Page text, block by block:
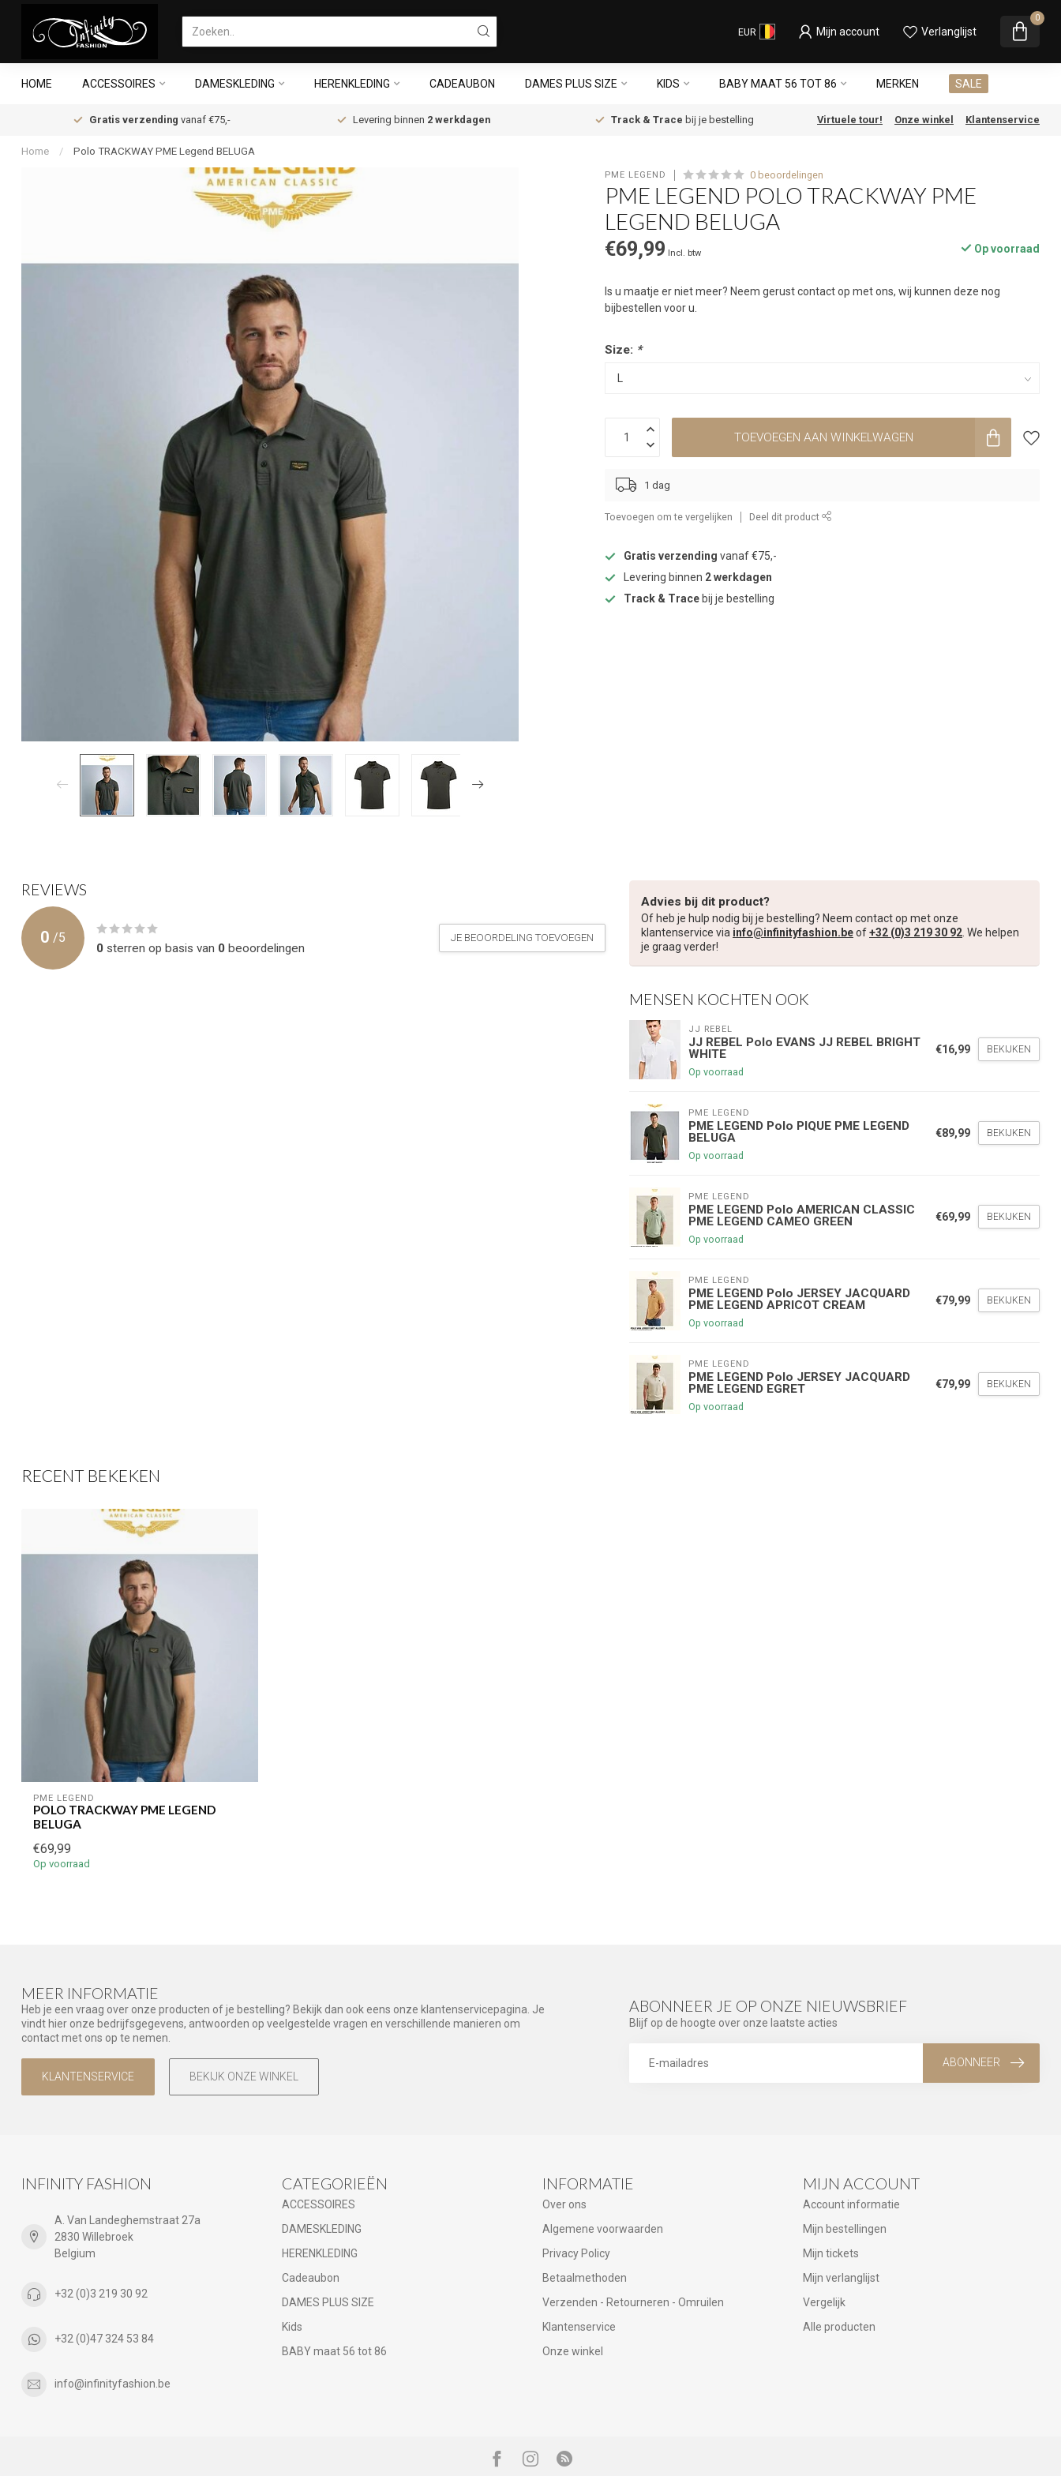
EUR Mijn account Verlanglijst
0
HOME ACCESSOIRES DAMESKLEDING HERENKLEDING CADEAUBON DAMES PLUS SIZE KIDS BABY MAAT 56 TOT 86 MERKEN SALE
Gratis verzending vanaf €75,- Levering binnen 2 werkdagen Track & Trace bij je bestelling Virtuele tour! Onze winkel Klantenservice
Home / Polo TRACKWAY PME Legend BELUGA
PME LEGEND 0 beoordelingen
PME LEGEND POLO TRACKWAY PME
LEGEND BELUGA
€69,99 Incl. btw Op voorraad
Is u maatje er niet meer? Neem gerust contact op met ons, wij kunnen deze nog
bijbestellen voor u.
Size: *
TOEVOEGEN AAN WINKELWAGEN
1 dag
Toevoegen om te vergelijken Deel dit product
Gratis verzending vanaf €75,-
Levering binnen 2 werkdagen
Track & Trace bij je bestelling
REVIEWS
0 /5
0 sterren op basis van 0 beoordelingen
JE BEOORDELING TOEVOEGEN
Advies bij dit product?
Of heb je hulp nodig bij je bestelling? Neem contact op met onze
klantenservice via info@infinityfashion.beof+32 (0)3 219 30 92 . We helpen
je graag verder!
MENSEN KOCHTEN OOK
JJ REBEL
JJ REBEL Polo EVANS JJ REBEL BRIGHT
WHITE
Op voorraad
€16,99 BEKIJKEN
PME LEGEND
PME LEGEND Polo PIQUE PME LEGEND
BELUGA
Op voorraad
€89,99 BEKIJKEN
PME LEGEND
PME LEGEND Polo AMERICAN CLASSIC
PME LEGEND CAMEO GREEN
Op voorraad
€69,99 BEKIJKEN
PME LEGEND
PME LEGEND Polo JERSEY JACQUARD
PME LEGEND APRICOT CREAM
Op voorraad
€79,99 BEKIJKEN
PME LEGEND
PME LEGEND Polo JERSEY JACQUARD
PME LEGEND EGRET
Op voorraad
€79,99 BEKIJKEN
RECENT BEKEKEN
PME LEGEND
POLO TRACKWAY PME LEGEND
BELUGA
€69,99
Op voorraad
MEER INFORMATIE
Heb je een vraag over onze producten of je bestelling? Bekijk dan ook eens onze klantenservicepagina. Je
vindt hier onze bedrijfsgegevens, antwoorden op veelgestelde vragen en verschillende manieren om
contact met ons op te nemen.
KLANTENSERVICE BEKIJK ONZE WINKEL
ABONNEER JE OP ONZE NIEUWSBRIEF
Blijf op de hoogte over onze laatste acties
ABONNEER
INFINITY FASHION
A. Van Landeghemstraat 27a
2830 Willebroek
Belgium
+32 (0)3 219 30 92
+32 (0)47 324 53 84
info@infinityfashion.be
CATEGORIEËN
ACCESSOIRES
DAMESKLEDING
HERENKLEDING
Cadeaubon
DAMES PLUS SIZE
Kids
BABY maat 56 tot 86
INFORMATIE
Over ons
Algemene voorwaarden
Privacy Policy
Betaalmethoden
Verzenden - Retourneren - Omruilen
Klantenservice
Onze winkel
MIJN ACCOUNT
Account informatie
Mijn bestellingen
Mijn tickets
Mijn verlanglijst
Vergelijk
Alle producten
€5,00 korting op je volgende bestelling
😀
Je korting is geldig bij een minimale bestelwaarde van €45,00